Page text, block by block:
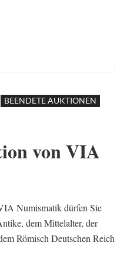
BEENDETE AUKTIONEN
von VIA
Numismatik dürfen Sie
dem Mittelalter, der
Römisch Deutschen Reich